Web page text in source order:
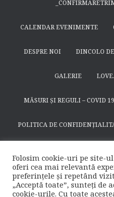
CALENDAR EVENIMENTE
DESPRE NOI DINCOLO
GALERIE
MĂSURI ȘI REGULI – COVID 19
POLITICA DE
SUSȚINE
Folosim cookie-uri pe site-
oferi cea mai relevantă
preferințele și repetând
„Acceptă toate”, sunteți de
cookie-urile. Cu toate